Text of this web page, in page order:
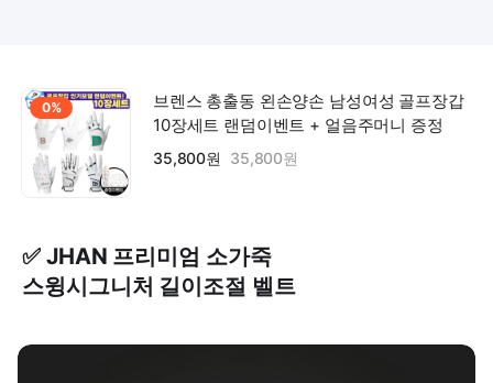
0%
브렌스 총출동 왼손양손 남성여성 골프장갑
10장세트 랜덤이벤트 + 얼음주머니 증정
35,800원 35,800원
✅ JHAN 프리미엄 소가죽
스윙시그니처 길이조절 벨트